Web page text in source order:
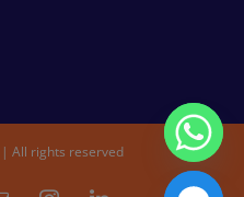
All rights reserved